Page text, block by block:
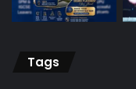
Tags